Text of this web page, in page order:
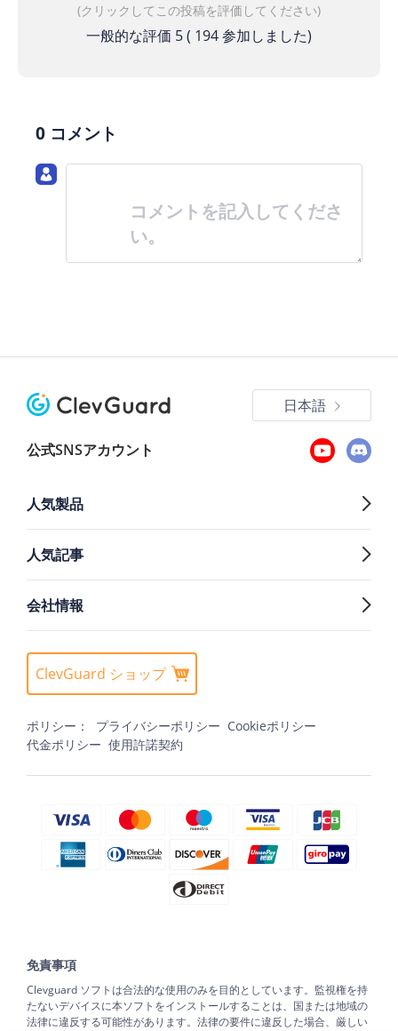
(クリックしてこの投稿を評価してください)
一般的な評価 5( 194参加しました)
0 コメント
コメントを記入してくださ
い。
公式SNSアカウント
日本語
人気製品
人気記事
会社情報
ClevGuard ショップ
ポリシー： プライバシーポリシー Cookieポリシー
代金ポリシー 使用許諾契約
免責事項
Clevguard ソフトは合法的な使用のみを目的としています。監視権を持
たないデバイスに本ソフトをインストールすることは、国または地域の
法律に違反する可能性があります。法律の要件に違反した場合、厳しい